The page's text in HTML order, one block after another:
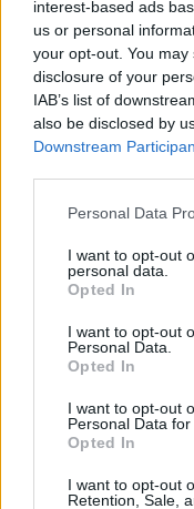
interest-based ads
us or personal
your opt-out. You
disclosure of your
IAB’s list of
also be disclosed by
Downstream
Please note that this
not limited to your
grant or deny
use your data for
consent section.
Personal Data
I want to opt-out
personal data.
Opted In
I want to opt-out
Personal Data.
Opted In
I want to opt-out
Personal Data for
Opted In
I want to opt-out
Retention, Sale,
hogy nagy dolgot
csak
hogy én még
azonban egyfelőli
tagadtam soha.
magyart nem a
ítélik meg?"
Tóth-Máthé Miklós:
ÉN, KÁROLI GÁSPÁR
- monodráma -
Károli Gáspár:Kóti
Rendezőasszisztens:
Zenei munkatárs:
Tervező:Libor
Rendező: Árkosi